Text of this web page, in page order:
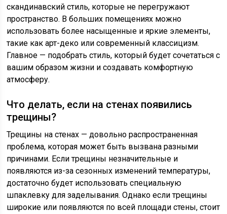
скандинавский стиль, которые не перегружают
пространство. В больших помещениях можно
использовать более насыщенные и яркие элементы,
такие как арт-деко или современный классицизм.
Главное — подобрать стиль, который будет сочетаться с
вашим образом жизни и создавать комфортную
атмосферу.
Что делать, если на стенах появились
трещины?
Трещины на стенах — довольно распространенная
проблема, которая может быть вызвана разными
причинами. Если трещины незначительные и
появляются из-за сезонных изменений температуры,
достаточно будет использовать специальную
шпаклевку для заделывания. Однако если трещины
широкие или появляются по всей площади стены, стоит